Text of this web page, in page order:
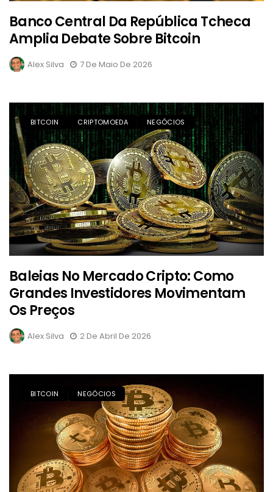
Banco Central Da República Tcheca
Amplia Debate Sobre Bitcoin
Alex Silva 7 De Maio De 2026
BITCOIN CRIPTOMOEDA NEGÓCIOS
Baleias No Mercado Cripto: Como
Grandes Investidores Movimentam
Os Preços
Alex Silva 2 De Abril De 2026
BITCOIN NEGÓCIOS